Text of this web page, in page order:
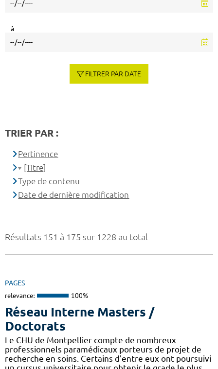
Résultats 151 à 175 sur 1228 au total
PAGES
relevance: 100%
Réseau Interne Masters /
Doctorats
Le CHU de Montpellier compte de nombreux
professionnels paramédicaux porteurs de projet de
recherche en soins. Certains d'entre eux ont poursuivi
à
FILTRER PAR DATE
TRIER PAR :
Pertinence
[Titre]
Type de contenu
Date de dernière modification